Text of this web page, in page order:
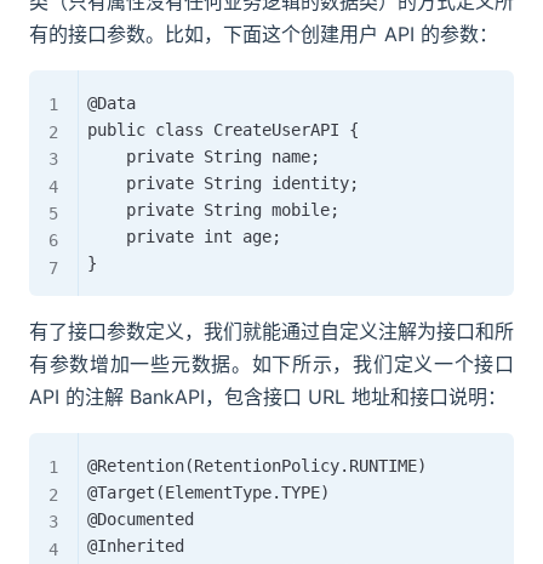
有的接口参数。比如，下面这个创建用户 API 的参数：
@Data
public class CreateUserAPI {
    private String name;
    private String identity;
    private String mobile;
    private int age;
有了接口参数定义，我们就能通过自定义注解为接口和所
有参数增加一些元数据。如下所示，我们定义一个接口
API 的注解 BankAPI，包含接口 URL 地址和接口说明：
@Retention(RetentionPolicy.RUNTIME)
@Target(ElementType.TYPE)
@Documented
@Inherited